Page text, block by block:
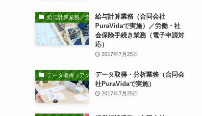
給与計算業務／労働・社会保険手続き業務
給与計算業務（合同会社
PuraVidaで実施）／労働・社
会保険手続き業務（電子申請対
応）
2017年7月25日
データ取得（アンケート調査等）・分析業務
データ取得・分析業務（合同会
社PuraVidaで実施）
2017年7月25日